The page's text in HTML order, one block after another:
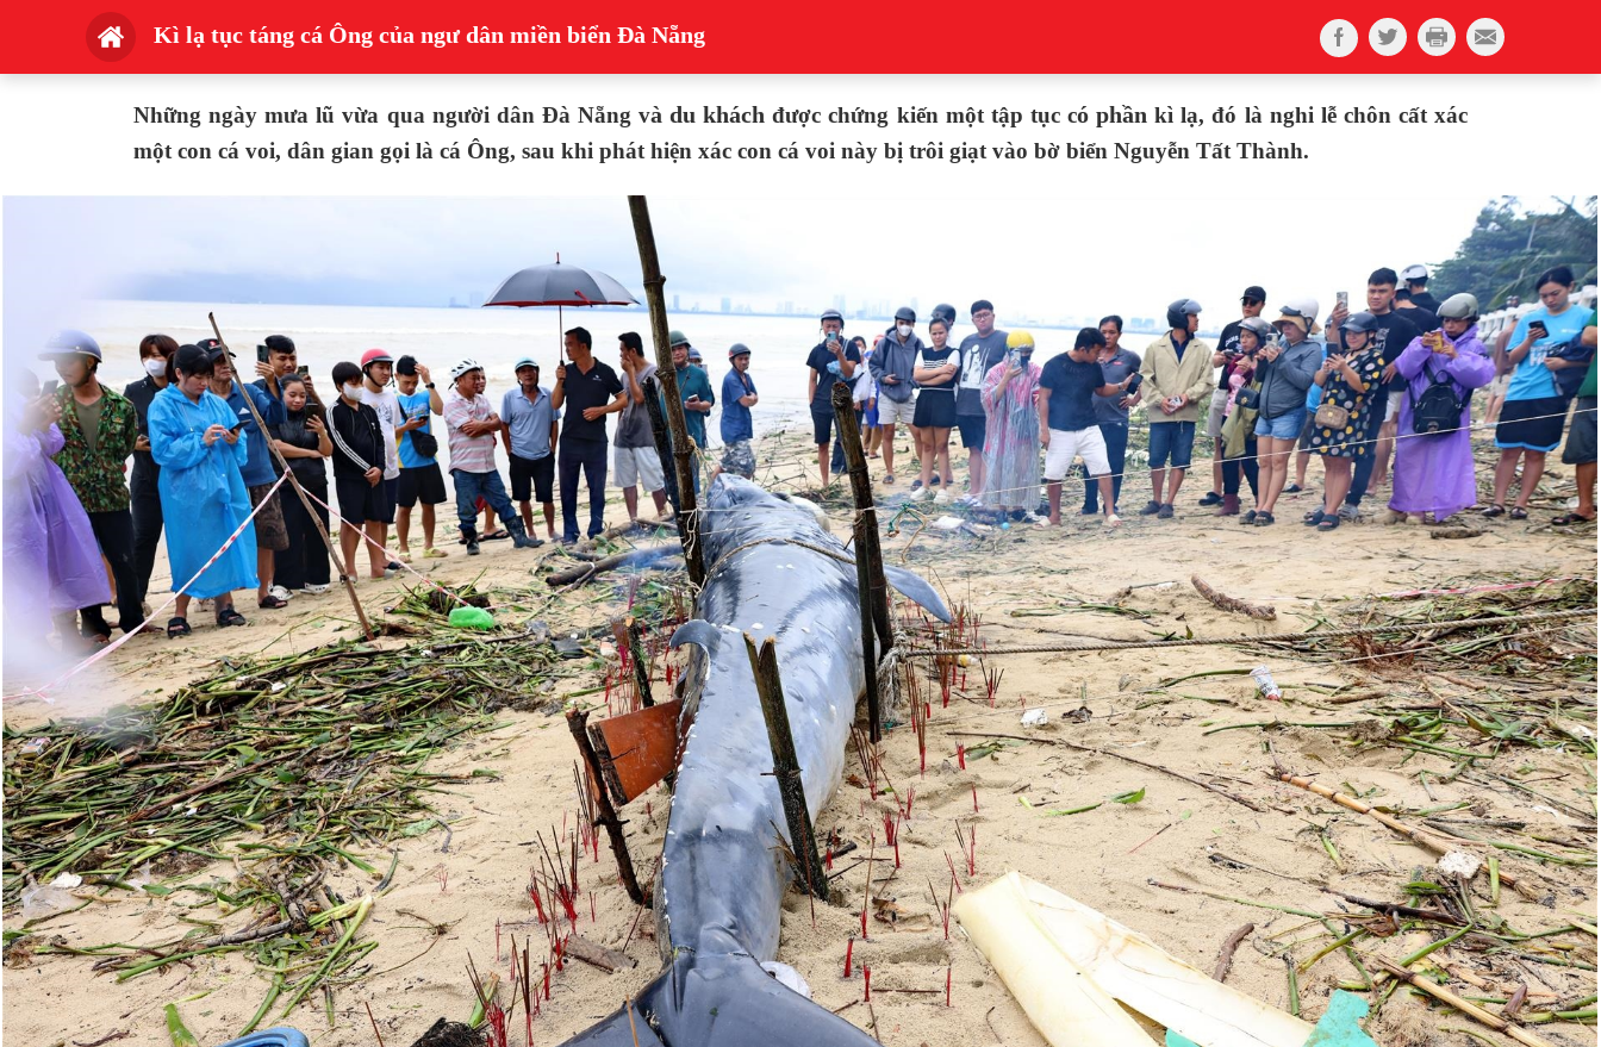
Kì lạ tục táng cá Ông của ngư dân miền biển Đà Nẵng
Những ngày mưa lũ vừa qua người dân Đà Nẵng và du khách được chứng kiến một tập tục có phần kì lạ, đó là nghi lễ chôn cất xác
một con cá voi, dân gian gọi là cá Ông, sau khi phát hiện xác con cá voi này bị trôi giạt vào bờ biển Nguyễn Tất Thành.